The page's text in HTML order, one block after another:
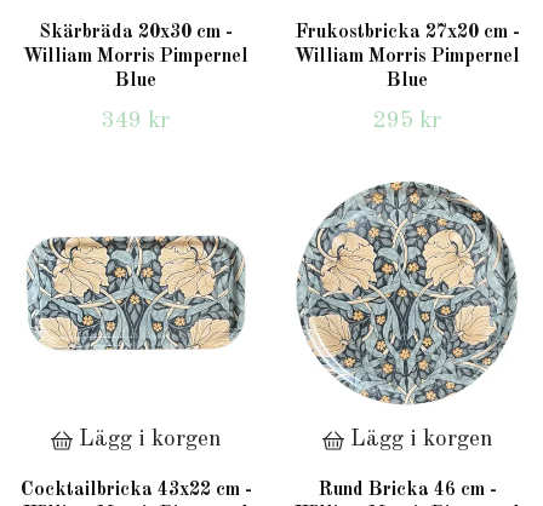
Skärbräda 20x30 cm -
William Morris Pimpernel
Blue
349 kr
Frukostbricka 27x20 cm -
William Morris Pimpernel
Blue
295 kr
Lägg i korgen
Cocktailbricka 43x22 cm -
Lägg i korgen
Rund Bricka 46 cm -